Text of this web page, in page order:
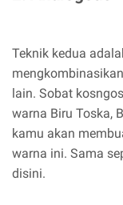
Teknik kedua
lain. Sobat
warna Biru Toska,
kamu akan
warna ini. Sama
disini.